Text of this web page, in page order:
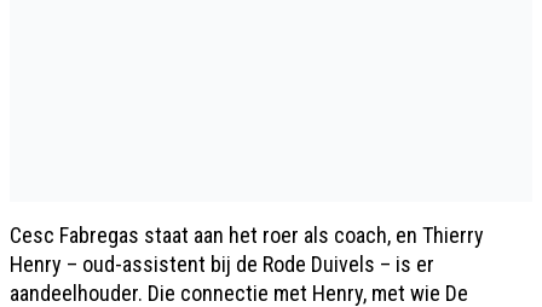
Cesc Fabregas staat aan het roer als coach, en Thierry
Henry – oud-assistent bij de Rode Duivels – is er
aandeelhouder. Die connectie met Henry, met wie De